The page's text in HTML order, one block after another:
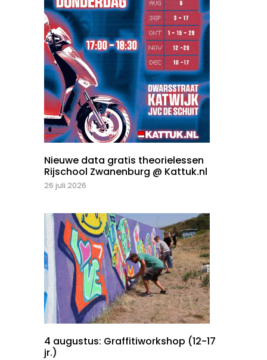
Nieuwe data gratis theorielessen
Rijschool Zwanenburg @ Kattuk.nl
26 juli 2026
4 augustus: Graffitiworkshop (12-17
jr.)